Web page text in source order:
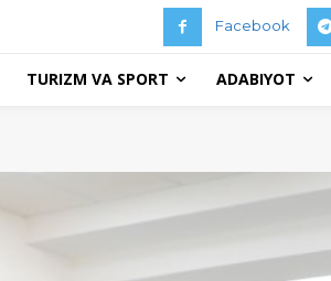
Facebook
TURIZM VA SPORT ADABIYOT